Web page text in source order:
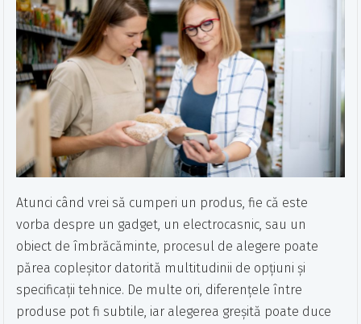
Atunci când vrei să cumperi un produs, fie că este
vorba despre un gadget, un electrocasnic, sau un
obiect de îmbrăcăminte, procesul de alegere poate
părea copleșitor datorită multitudinii de opțiuni și
specificații tehnice. De multe ori, diferențele între
produse pot fi subtile, iar alegerea greșită poate duce